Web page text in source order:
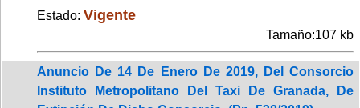
Estado: Vigente
Tamaño:107 kb
Anuncio De 14 De Enero De 2019, Del Consorcio
Instituto Metropolitano Del Taxi De Granada, De